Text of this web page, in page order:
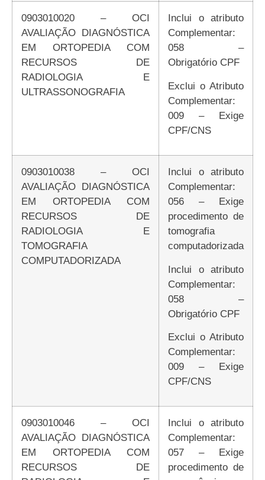
0903010020 – OCI
AVALIAÇÃO DIAGNÓSTICA
EM ORTOPEDIA COM
RECURSOS DE
RADIOLOGIA E
ULTRASSONOGRAFIA
Inclui o atributo
Complementar:
058 –
Obrigatório CPF
Exclui o Atributo
Complementar:
009 – Exige
CPF/CNS
0903010038 – OCI
AVALIAÇÃO DIAGNÓSTICA
EM ORTOPEDIA COM
RECURSOS DE
RADIOLOGIA E
TOMOGRAFIA
COMPUTADORIZADA
Inclui o atributo
Complementar:
056 – Exige
procedimento de
tomografia
computadorizada
Inclui o atributo
Complementar:
058 –
Obrigatório CPF
Exclui o Atributo
Complementar:
009 – Exige
CPF/CNS
0903010046 – OCI
AVALIAÇÃO DIAGNÓSTICA
EM ORTOPEDIA COM
RECURSOS DE
Inclui o atributo
Complementar:
057 – Exige
procedimento de